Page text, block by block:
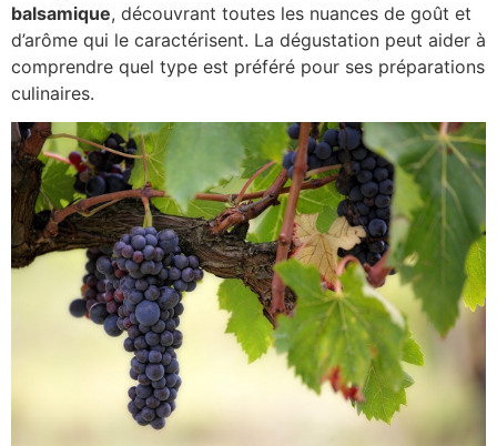
balsamique, découvrant toutes les nuances de goût et
d’arôme qui le caractérisent. La dégustation peut aider à
comprendre quel type est préféré pour ses préparations
culinaires.